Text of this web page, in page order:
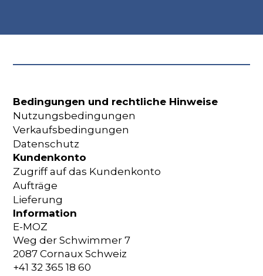
Bedingungen und rechtliche Hinweise
Nutzungsbedingungen
Verkaufsbedingungen
Datenschutz
Kundenkonto
Zugriff auf das Kundenkonto
Aufträge
Lieferung
Information
E-MOZ
Weg der Schwimmer 7
2087 Cornaux Schweiz
+41 32 365 18 60